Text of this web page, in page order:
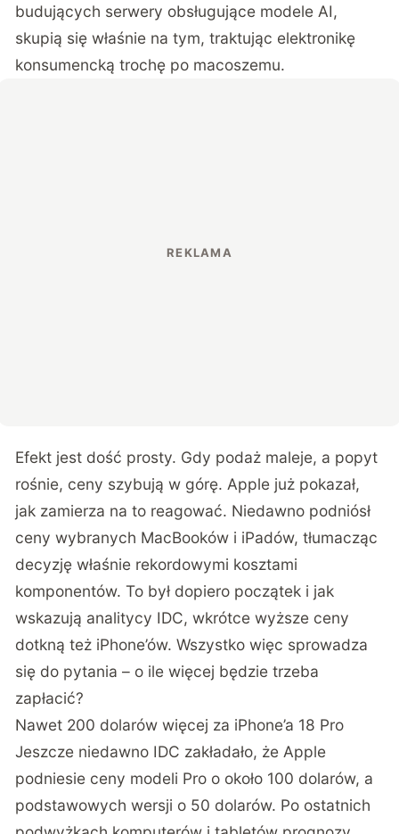
budujących serwery obsługujące modele AI,
skupią się właśnie na tym, traktując elektronikę
konsumencką trochę po macoszemu.
Efekt jest dość prosty. Gdy podaż maleje, a popyt
rośnie, ceny szybują w górę. Apple już pokazał,
jak zamierza na to reagować. Niedawno podniósł
ceny wybranych MacBooków i iPadów, tłumacząc
decyzję właśnie rekordowymi kosztami
komponentów. To był dopiero początek i jak
wskazują analitycy IDC, wkrótce wyższe ceny
dotkną też iPhone’ów. Wszystko więc sprowadza
się do pytania – o ile więcej będzie trzeba
zapłacić?
Nawet 200 dolarów więcej za iPhone’a 18 Pro
Jeszcze niedawno IDC zakładało, że Apple
podniesie ceny modeli Pro o około 100 dolarów, a
podstawowych wersji o 50 dolarów. Po ostatnich